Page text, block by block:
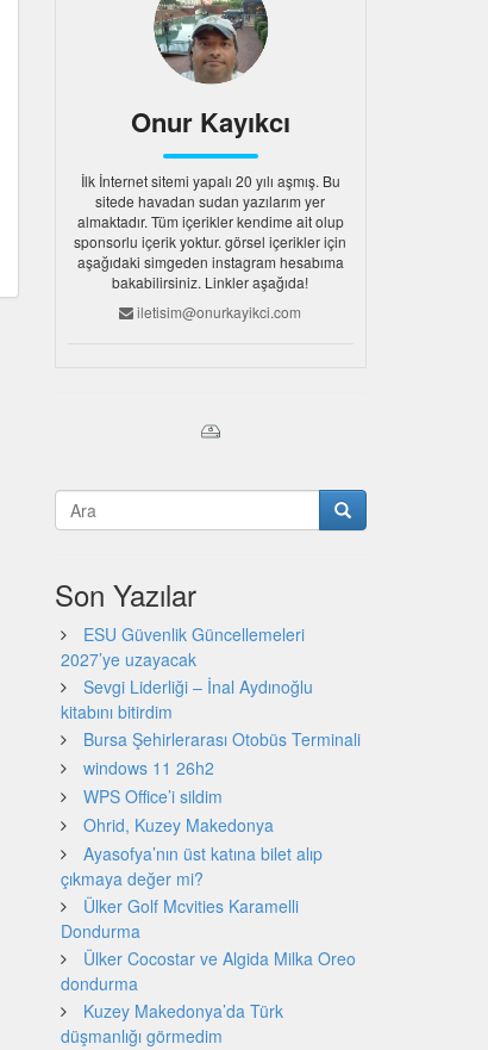
Onur Kayıkcı
İlk İnternet sitemi yapalı 20 yılı aşmış. Bu
sitede havadan sudan yazılarım yer
almaktadır. Tüm içerikler kendime ait olup
sponsorlu içerik yoktur. görsel içerikler için
aşağıdaki simgeden instagram hesabıma
bakabilirsiniz. Linkler aşağıda!
iletisim@onurkayikci.com
Son Yazılar
ESU Güvenlik Güncellemeleri
2027’ye uzayacak
Sevgi Liderliği – İnal Aydınoğlu
kitabını bitirdim
Bursa Şehirlerarası Otobüs Terminali
windows 11 26h2
WPS Office’i sildim
Ohrid, Kuzey Makedonya
Ayasofya’nın üst katına bilet alıp
çıkmaya değer mi?
Ülker Golf Mcvities Karamelli
Dondurma
Ülker Cocostar ve Algida Milka Oreo
dondurma
Kuzey Makedonya’da Türk
düşmanlığı görmedim